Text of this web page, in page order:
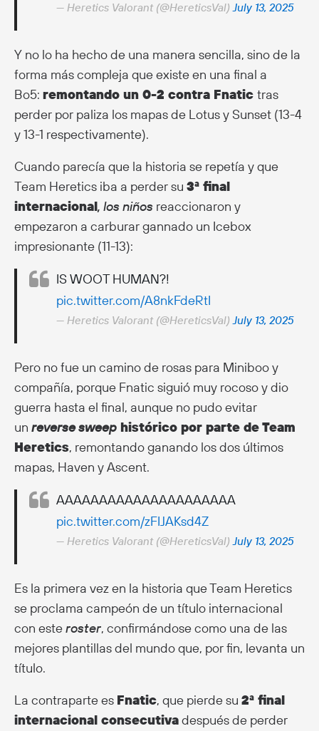
— Heretics Valorant (@HereticsVal)July 13, 2025
Y no lo ha hecho de una manera sencilla, sino de la
forma más compleja que existe en una final a
Bo5: remontando un 0-2 contra Fnatic tras
perder por paliza los mapas de Lotus y Sunset (13-4
y 13-1 respectivamente).
Cuando parecía que la historia se repetía y que
Team Heretics iba a perder su 3ª final
internacional, los niños reaccionaron y
empezaron a carburar gannado un Icebox
impresionante (11-13):
IS WOOT HUMAN?!
pic.twitter.com/A8nkFdeRtI
— Heretics Valorant (@HereticsVal)July 13, 2025
Pero no fue un camino de rosas para Miniboo y
compañía, porque Fnatic siguió muy rocoso y dio
guerra hasta el final, aunque no pudo evitar
un reverse sweep histórico por parte de Team
Heretics, remontando ganando los dos últimos
mapas, Haven y Ascent.
AAAAAAAAAAAAAAAAAAAAA
pic.twitter.com/zFIJAKsd4Z
— Heretics Valorant (@HereticsVal)July 13, 2025
Es la primera vez en la historia que Team Heretics
se proclama campeón de un título internacional
con esteroster, confirmándose como una de las
mejores plantillas del mundo que, por fin, levanta un
título.
La contraparte es Fnatic, que pierde su 2ª final
internacional consecutivadespués de perder